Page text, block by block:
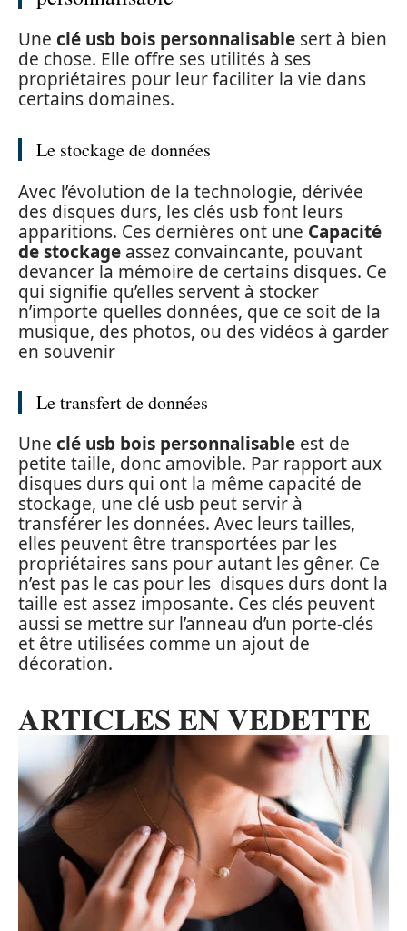
Une clé usb bois personnalisable sert à bien
de chose. Elle offre ses utilités à ses
propriétaires pour leur faciliter la vie dans
certains domaines.
Le stockage de données
Avec l’évolution de la technologie, dérivée
des disques durs, les clés usb font leurs
apparitions. Ces dernières ont une Capacité
de stockage assez convaincante, pouvant
devancer la mémoire de certains disques. Ce
qui signifie qu’elles servent à stocker
n’importe quelles données, que ce soit de la
musique, des photos, ou des vidéos à garder
en souvenir
Le transfert de données
Une clé usb bois personnalisable est de
petite taille, donc amovible. Par rapport aux
disques durs qui ont la même capacité de
stockage, une clé usb peut servir à
transférer les données. Avec leurs tailles,
elles peuvent être transportées par les
propriétaires sans pour autant les gêner. Ce
n’est pas le cas pour les disques durs dont la
taille est assez imposante. Ces clés peuvent
aussi se mettre sur l’anneau d’un porte-clés
et être utilisées comme un ajout de
décoration.
ARTICLES EN VEDETTE